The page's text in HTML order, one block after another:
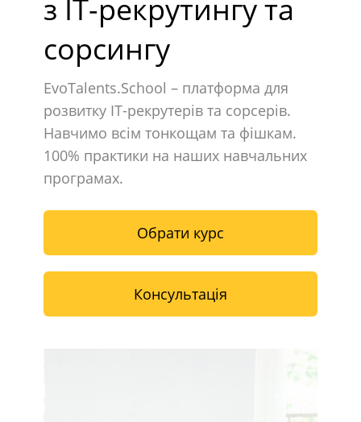
Pipeline, якого не існує: як
будувати потік кандидатів у
18 $
з IT-рекрутингу та
сорсингу
EvoTalents.School – платформа для
розвитку IT-рекрутерів та сорсерів.
Навчимо всім тонкощам та фішкам.
100% практики на наших навчальних
програмах.
Обрати курс
Консультація